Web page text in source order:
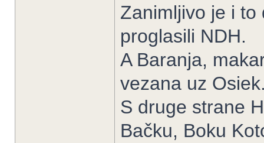
Zanimljivo je i
proglasili NDH.
A Baranja,
vezana uz
S druge strane
Bačku, Boku